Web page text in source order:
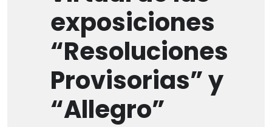
exposiciones
“Resoluciones
Provisorias” y
“Allegro”